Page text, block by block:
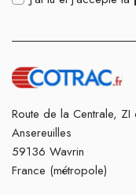
Route de la Centrale, ZI
Ansereuilles
59136 Wavrin
France (métropole)